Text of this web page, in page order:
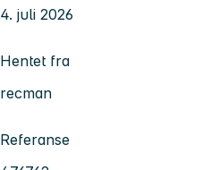
4. juli 2026
Hentet fra
recman
Referanse